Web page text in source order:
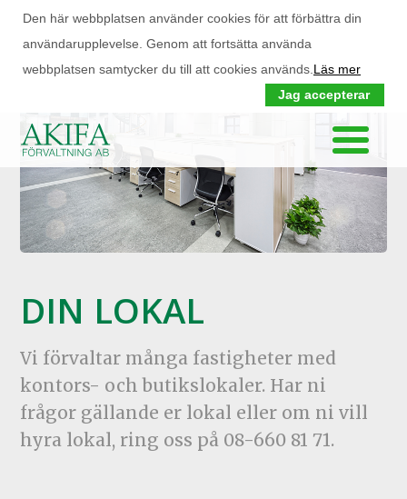
Den här webbplatsen använder cookies för att förbättra din
användarupplevelse. Genom att fortsätta använda
webbplatsen samtycker du till att cookies används. Läs mer
Jag accepterar
DIN LOKAL
Vi förvaltar många fastigheter med
kontors- och butikslokaler. Har ni
frågor gällande er lokal eller om ni vill
hyra lokal, ring oss på 08-660 81 71.